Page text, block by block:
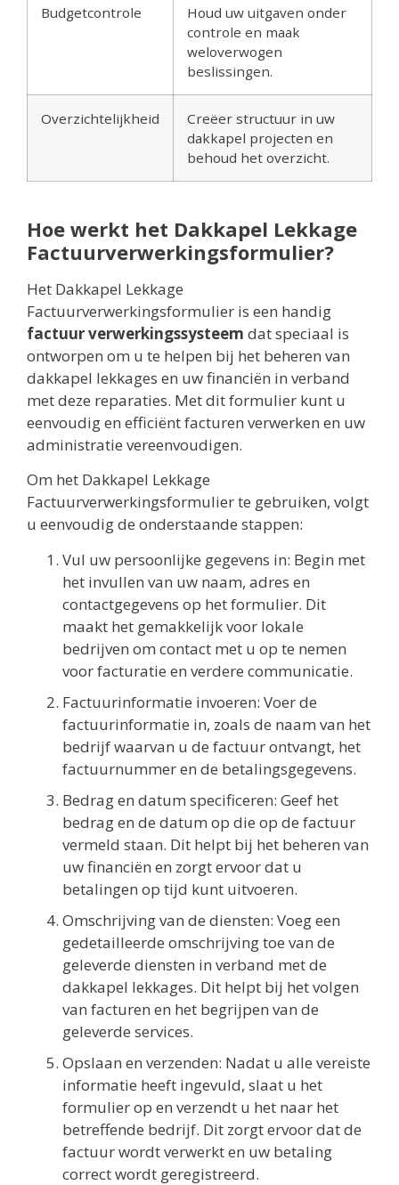
Budgetcontrole
Houd uw uitgaven onder
controle en maak
weloverwogen
beslissingen.
Overzichtelijkheid
Creëer structuur in uw
dakkapel projecten en
behoud het overzicht.
Hoe werkt het Dakkapel Lekkage
Factuurverwerkingsformulier?
Het Dakkapel Lekkage
Factuurverwerkingsformulier is een handig
factuur verwerkingssysteem dat speciaal is
ontworpen om u te helpen bij het beheren van
dakkapel lekkages en uw financiën in verband
met deze reparaties. Met dit formulier kunt u
eenvoudig en efficiënt facturen verwerken en uw
administratie vereenvoudigen.
Om het Dakkapel Lekkage
Factuurverwerkingsformulier te gebruiken, volgt
u eenvoudig de onderstaande stappen:
Vul uw persoonlijke gegevens in: Begin met
het invullen van uw naam, adres en
contactgegevens op het formulier. Dit
maakt het gemakkelijk voor lokale
bedrijven om contact met u op te nemen
voor facturatie en verdere communicatie.
Factuurinformatie invoeren: Voer de
factuurinformatie in, zoals de naam van het
bedrijf waarvan u de factuur ontvangt, het
factuurnummer en de betalingsgegevens.
Bedrag en datum specificeren: Geef het
bedrag en de datum op die op de factuur
vermeld staan. Dit helpt bij het beheren van
uw financiën en zorgt ervoor dat u
betalingen op tijd kunt uitvoeren.
Omschrijving van de diensten: Voeg een
gedetailleerde omschrijving toe van de
geleverde diensten in verband met de
dakkapel lekkages. Dit helpt bij het volgen
van facturen en het begrijpen van de
geleverde services.
Opslaan en verzenden: Nadat u alle vereiste
informatie heeft ingevuld, slaat u het
formulier op en verzendt u het naar het
betreffende bedrijf. Dit zorgt ervoor dat de
factuur wordt verwerkt en uw betaling
correct wordt geregistreerd.